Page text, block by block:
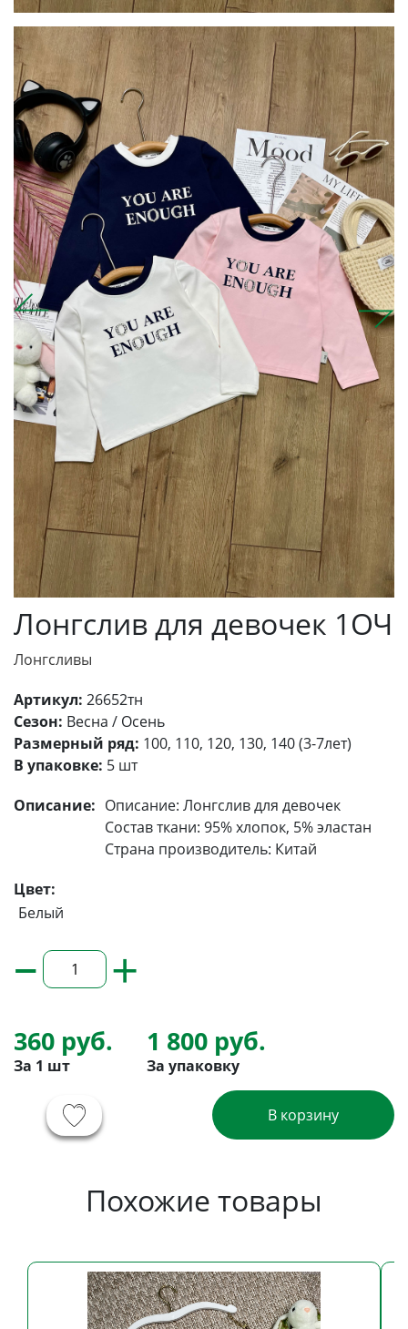
Лонгслив для девочек 1ОЧ
Лонгсливы
Артикул: 26652тн
Сезон: Весна / Осень
Размерный ряд: 100, 110, 120, 130, 140 (3-7лет)
В упаковке: 5 шт
Описание: Описание: Лонгслив для девочек
Состав ткани: 95% хлопок, 5% эластан
Страна производитель: Китай
Цвет:
Белый
360 руб.
За 1 шт
1 800 руб.
За упаковку
– +
В корзину
Похожие товары